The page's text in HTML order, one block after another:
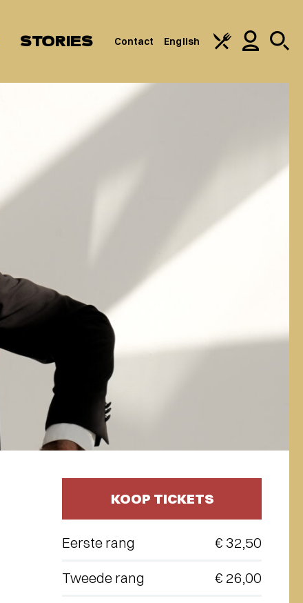
STORIES Contact English
KOOP TICKETS
Eerste rang € 32,50
Tweede rang € 26,00